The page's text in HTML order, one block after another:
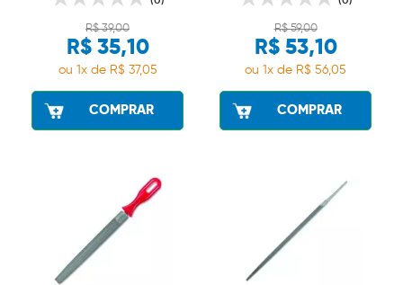
R$ 39,00
R$ 35,10
ou 1x de R$ 37,05
COMPRAR
R$ 59,00
R$ 53,10
ou 1x de R$ 56,05
COMPRAR